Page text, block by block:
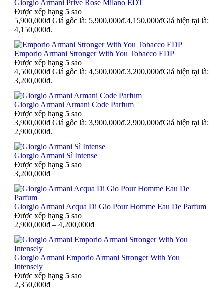
Giorgio Armani Prive Rose Milano EDT
Được xếp hạng 5 sao
5,900,000₫ Giá gốc là: 5,900,000₫.4,150,000₫Giá hiện tại là:
4,150,000₫.
Emporio Armani Stronger With You Tobacco EDP
Được xếp hạng 5 sao
4,500,000₫ Giá gốc là: 4,500,000₫.3,200,000₫Giá hiện tại là:
3,200,000₫.
Giorgio Armani Armani Code Parfum
Được xếp hạng 5 sao
3,900,000₫ Giá gốc là: 3,900,000₫.2,900,000₫Giá hiện tại là:
2,900,000₫.
Giorgio Armani Sì Intense
Được xếp hạng 5 sao
3,200,000₫
Giorgio Armani Acqua Di Gio Pour Homme Eau De Parfum
Được xếp hạng 5 sao
2,900,000₫ – 4,200,000₫
Giorgio Armani Emporio Armani Stronger With You
Intensely
Được xếp hạng 5 sao
2,350,000₫